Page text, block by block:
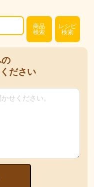
商品
検索
レシピ
検索
ださい